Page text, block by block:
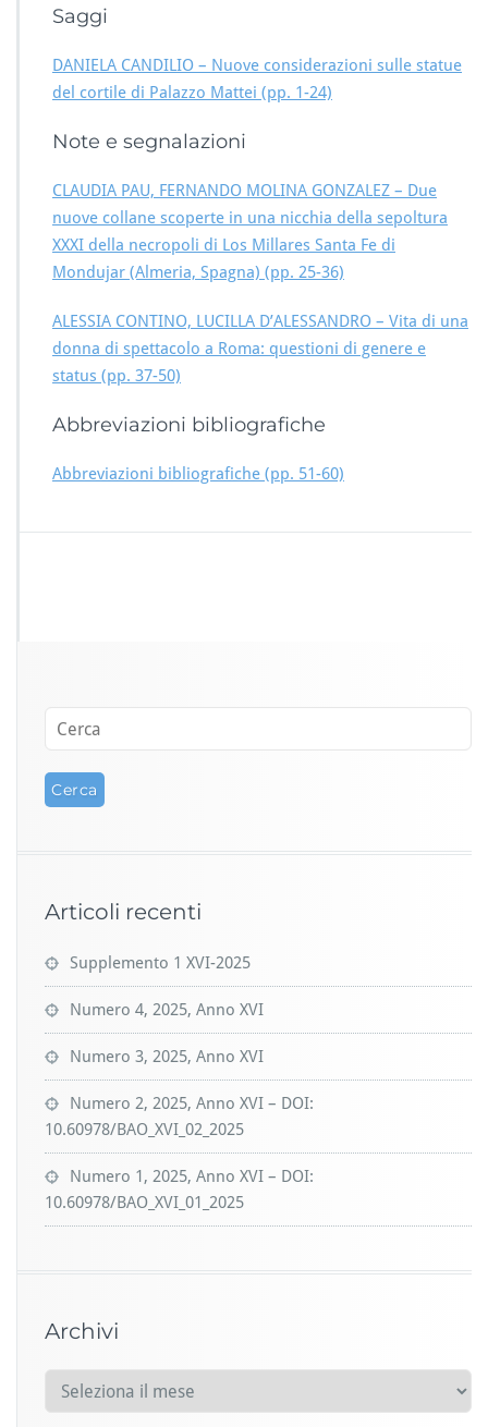
Saggi
DANIELA CANDILIO – Nuove considerazioni sulle statue
del cortile di Palazzo Mattei (pp. 1-24)
Note e segnalazioni
CLAUDIA PAU, FERNANDO MOLINA GONZALEZ – Due
nuove collane scoperte in una nicchia della sepoltura
XXXI della necropoli di Los Millares Santa Fe di
Mondujar (Almeria, Spagna) (pp. 25-36)
ALESSIA CONTINO, LUCILLA D’ALESSANDRO – Vita di una
donna di spettacolo a Roma: questioni di genere e
status (pp. 37-50)
Abbreviazioni bibliografiche
Abbreviazioni bibliografiche (pp. 51-60)
Articoli recenti
Supplemento 1 XVI-2025
Numero 4, 2025, Anno XVI
Numero 3, 2025, Anno XVI
Numero 2, 2025, Anno XVI – DOI:
10.60978/BAO_XVI_02_2025
Numero 1, 2025, Anno XVI – DOI:
10.60978/BAO_XVI_01_2025
Archivi
r